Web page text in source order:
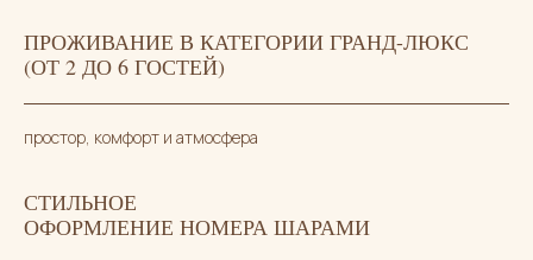
ПРОЖИВАНИЕ В КАТЕГОРИИ ГРАНД-ЛЮКС
(ОТ 2 ДО 6 ГОСТЕЙ)
простор, комфорт и атмосфера
СТИЛЬНОЕ
ОФОРМЛЕНИЕ НОМЕРА ШАРАМИ